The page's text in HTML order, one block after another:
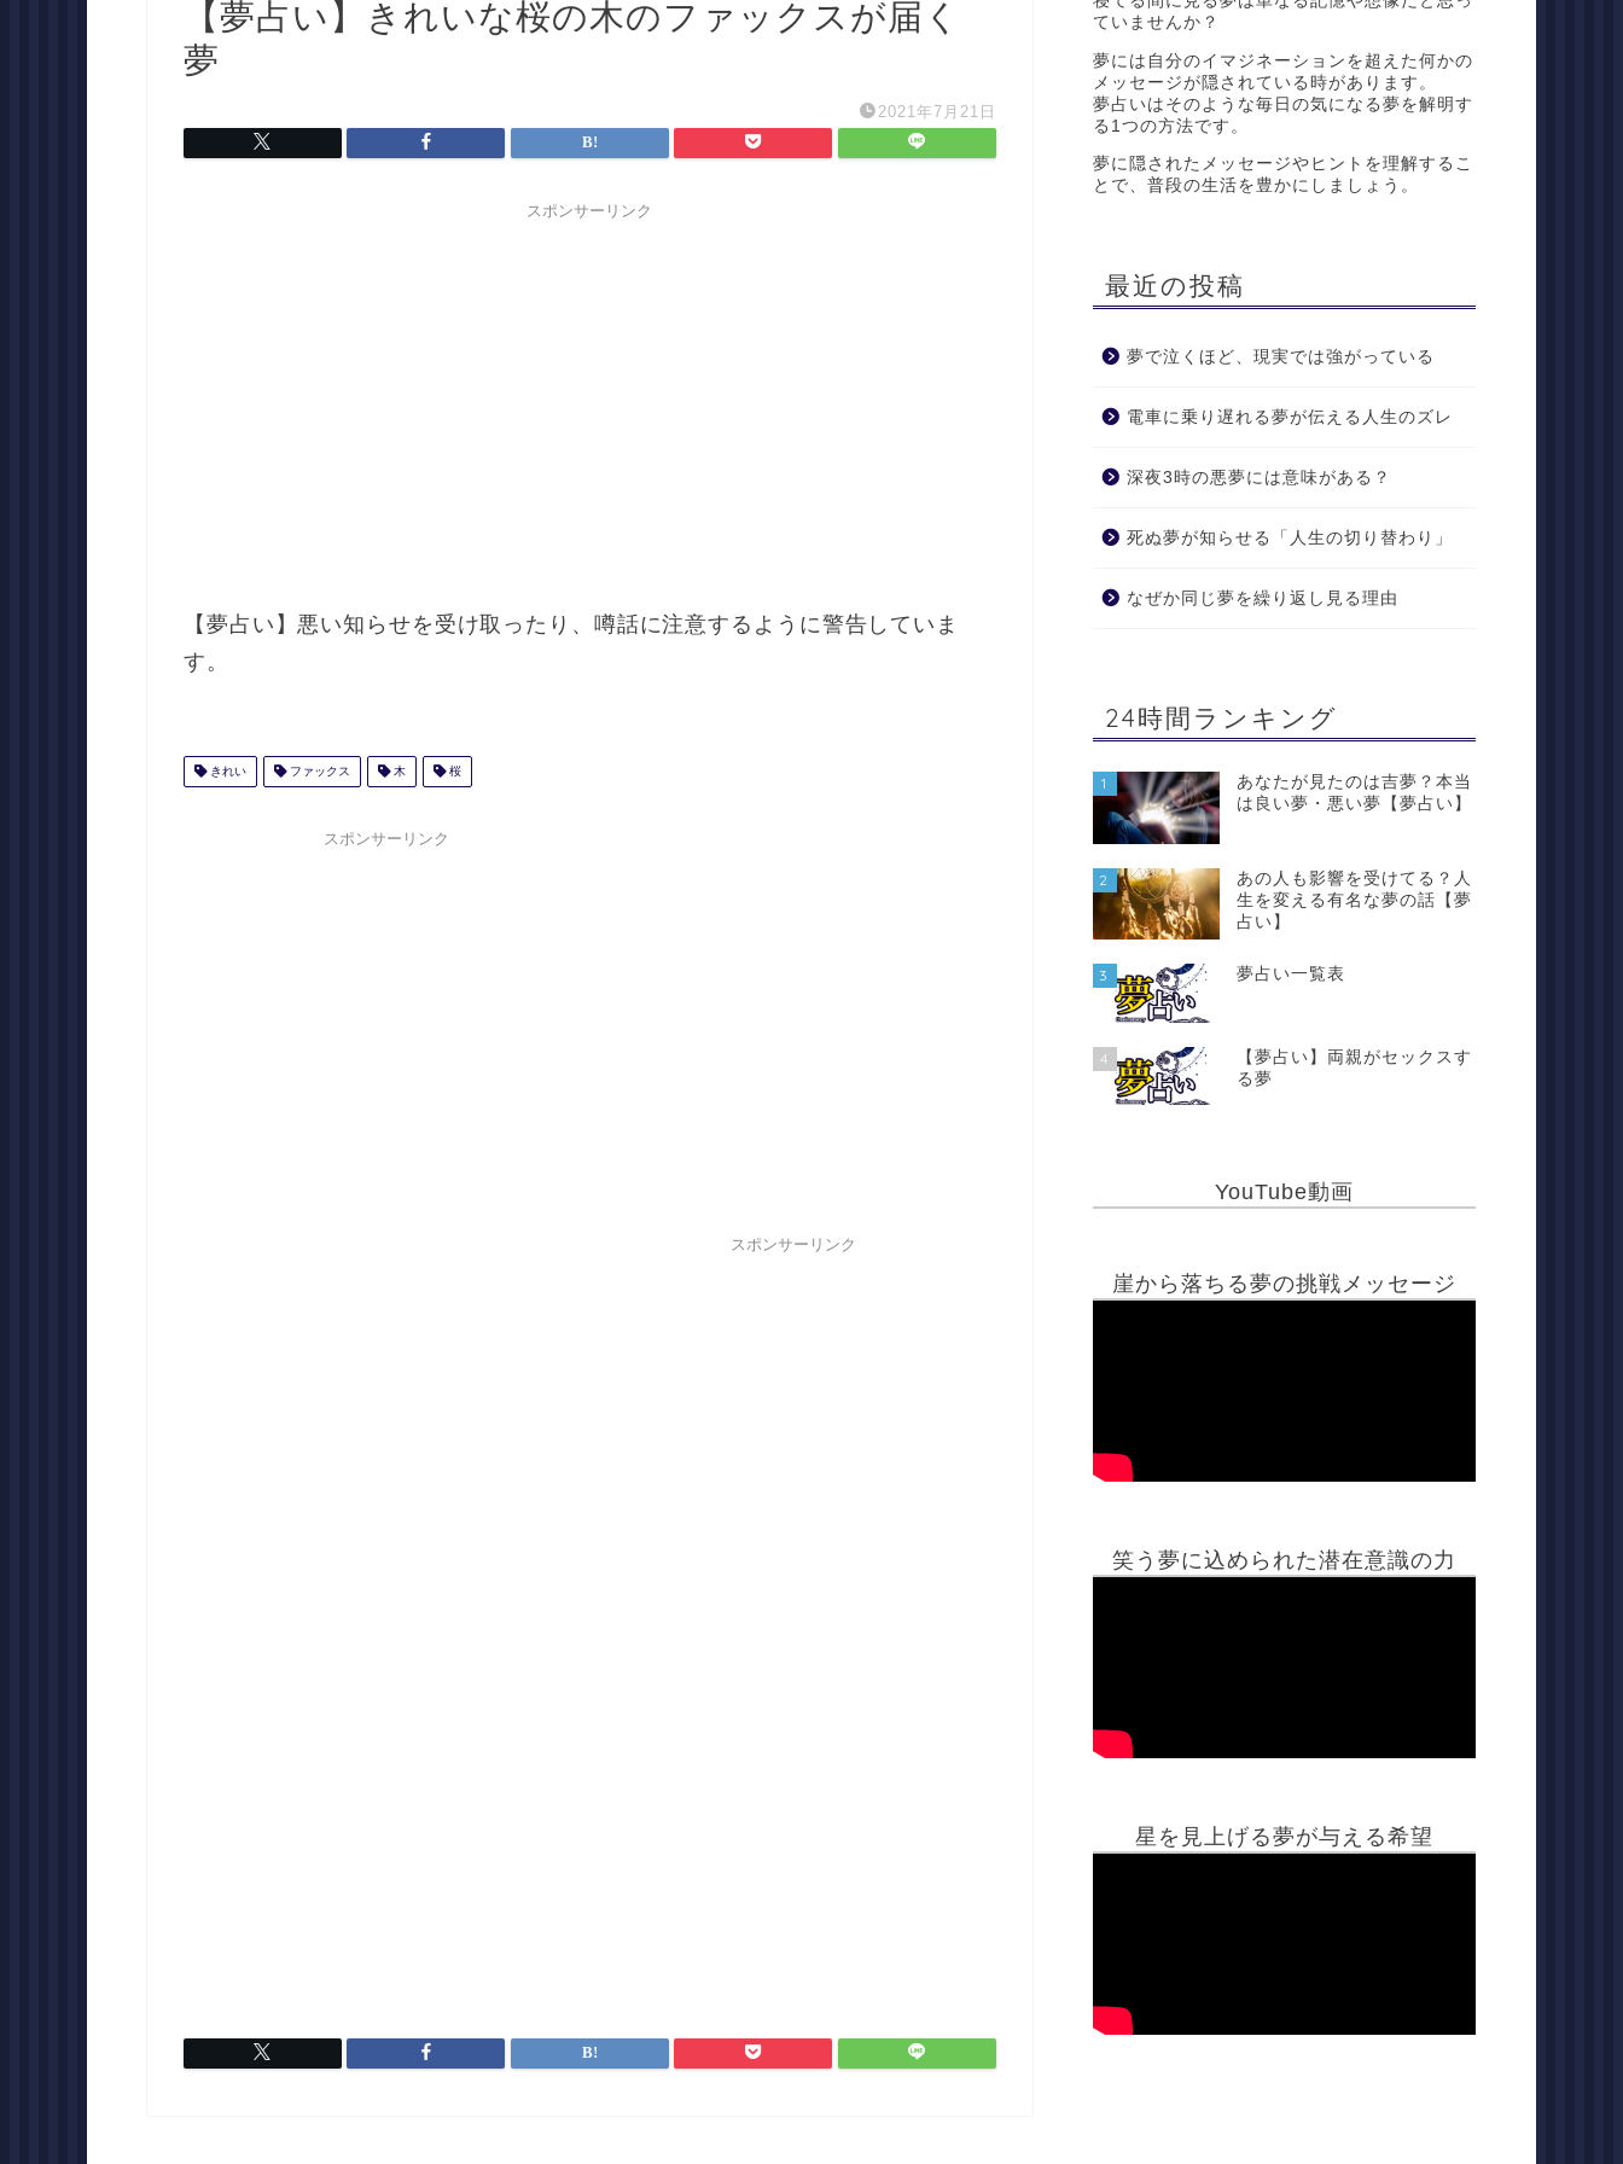
【夢占い】きれいな桜の木のファックスが届く
夢
2021年7月21日
スポンサーリンク
【夢占い】悪い知らせを受け取ったり、噂話に注意するように警告していま
す。
きれい ファックス 木 桜
スポンサーリンク
スポンサーリンク
ていませんか？
夢には自分のイマジネーションを超えた何かの
メッセージが隠されている時があります。
夢占いはそのような毎日の気になる夢を解明す
る1つの方法です。
夢に隠されたメッセージやヒントを理解するこ
とで、普段の生活を豊かにしましょう。
最近の投稿
夢で泣くほど、現実では強がっている
電車に乗り遅れる夢が伝える人生のズレ
深夜3時の悪夢には意味がある？
死ぬ夢が知らせる「人生の切り替わり」
なぜか同じ夢を繰り返し見る理由
24時間ランキング
1
あなたが見たのは吉夢？本当
は良い夢・悪い夢【夢占い】
2
あの人も影響を受けてる？人
生を変える有名な夢の話【夢
占い】
3 夢占い一覧表
4
【夢占い】両親がセックスす
る夢
YouTube動画
崖から落ちる夢の挑戦メッセージ
笑う夢に込められた潜在意識の力
星を見上げる夢が与える希望